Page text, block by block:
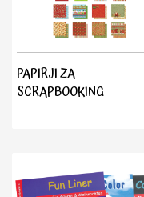
PAPIRJI ZA
SCRAPBOOKING